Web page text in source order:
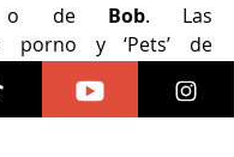
de Bob. Las
porno y ‘Pets’ de
esto con su